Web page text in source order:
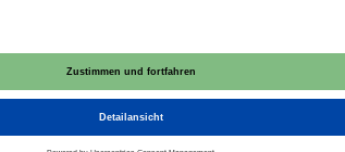
durch